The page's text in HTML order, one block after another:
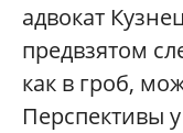
адвокат
предвзятом
как в гроб,
Перспективы